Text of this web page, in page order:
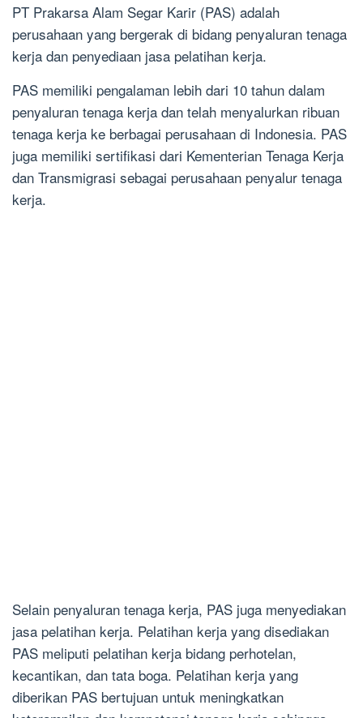
PT Prakarsa Alam Segar Karir (PAS) adalah
perusahaan yang bergerak di bidang penyaluran tenaga
kerja dan penyediaan jasa pelatihan kerja.
PAS memiliki pengalaman lebih dari 10 tahun dalam
penyaluran tenaga kerja dan telah menyalurkan ribuan
tenaga kerja ke berbagai perusahaan di Indonesia. PAS
juga memiliki sertifikasi dari Kementerian Tenaga Kerja
dan Transmigrasi sebagai perusahaan penyalur tenaga
kerja.
Selain penyaluran tenaga kerja, PAS juga menyediakan
jasa pelatihan kerja. Pelatihan kerja yang disediakan
PAS meliputi pelatihan kerja bidang perhotelan,
kecantikan, dan tata boga. Pelatihan kerja yang
diberikan PAS bertujuan untuk meningkatkan